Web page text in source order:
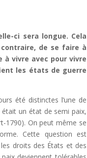
ci sera longue. Cela
de se faire à
à vivre avec pour vivre
les états de guerre
été distinctes l’une de
était un état de semi paix,
1790). On peut même se
Cette question est
droits des États et des